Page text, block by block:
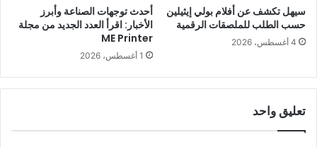
سيهل تكشف عن أفلام بولي إيثيلين
حسب الطلب للملصقات الرقمية
4 أغسطس، 2026
أحدث توجهات الصناعة وأبرز
الأخبار: اقرأ العدد الجديد من مجلة
ME Printer
1 أغسطس، 2026
تعليق واحد